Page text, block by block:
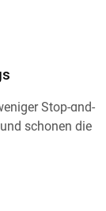
Stop-and-
schonen die